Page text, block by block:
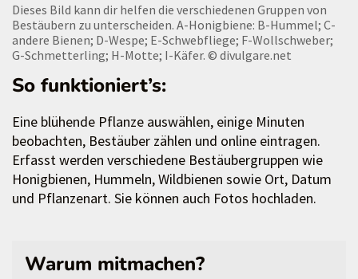
Dieses Bild kann dir helfen die verschiedenen Gruppen von
Bestäubern zu unterscheiden. A-Honigbiene: B-Hummel; C-
andere Bienen; D-Wespe; E-Schwebfliege; F-Wollschweber;
G-Schmetterling; H-Motte; I-Käfer. © divulgare.net
So funktioniert’s:
Eine blühende Pflanze auswählen, einige Minuten
beobachten, Bestäuber zählen und online eintragen.
Erfasst werden verschiedene Bestäubergruppen wie
Honigbienen, Hummeln, Wildbienen sowie Ort, Datum
und Pflanzenart. Sie können auch Fotos hochladen.
Warum mitmachen?